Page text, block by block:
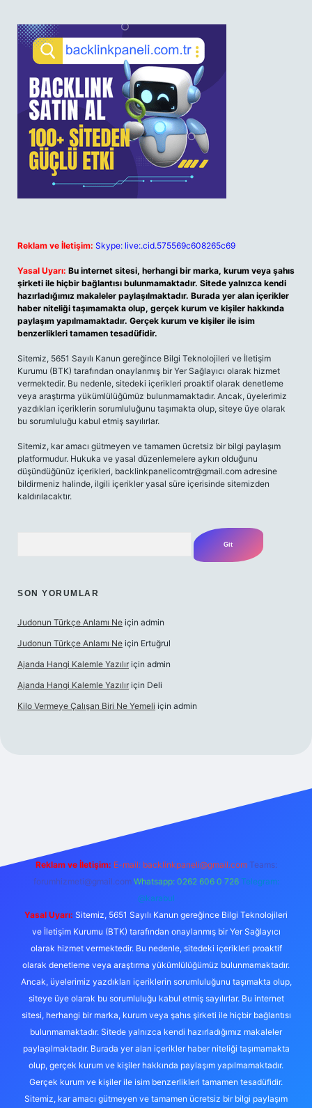
Reklam ve İletişim: Skype: live:.cid.575569c608265c69
Yasal Uyarı: Bu internet sitesi, herhangi bir marka, kurum veya şahıs
şirketi ile hiçbir bağlantısı bulunmamaktadır. Sitede yalnızca kendi
hazırladığımız makaleler paylaşılmaktadır. Burada yer alan içerikler
haber niteliği taşımamakta olup, gerçek kurum ve kişiler hakkında
paylaşım yapılmamaktadır. Gerçek kurum ve kişiler ile isim
benzerlikleri tamamen tesadüfidir.
Sitemiz, 5651 Sayılı Kanun gereğince Bilgi Teknolojileri ve İletişim
Kurumu (BTK) tarafından onaylanmış bir Yer Sağlayıcı olarak hizmet
vermektedir. Bu nedenle, sitedeki içerikleri proaktif olarak denetleme
veya araştırma yükümlülüğümüz bulunmamaktadır. Ancak, üyelerimiz
yazdıkları içeriklerin sorumluluğunu taşımakta olup, siteye üye olarak
bu sorumluluğu kabul etmiş sayılırlar.
Sitemiz, kar amacı gütmeyen ve tamamen ücretsiz bir bilgi paylaşım
platformudur. Hukuka ve yasal düzenlemelere aykırı olduğunu
düşündüğünüz içerikleri, backlinkpanelicomtr@gmail.com adresine
bildirmeniz halinde, ilgili içerikler yasal süre içerisinde sitemizden
kaldırılacaktır.
SON YORUMLAR
Judonun Türkçe Anlamı Ne için admin
Judonun Türkçe Anlamı Ne için Ertuğrul
Ajanda Hangi Kalemle Yazılır için admin
Ajanda Hangi Kalemle Yazılır için Deli
Kilo Vermeye Çalışan Biri Ne Yemeli için admin
Reklam ve İletişim: E-mail: backlinkpaneli@gmail.com Teams:
forumhizmeti@gmail.com Whatsapp: 0262 606 0 726 Telegram:
@karabul
Yasal Uyarı: Sitemiz, 5651 Sayılı Kanun gereğince Bilgi Teknolojileri
ve İletişim Kurumu (BTK) tarafından onaylanmış bir Yer Sağlayıcı
olarak hizmet vermektedir. Bu nedenle, sitedeki içerikleri proaktif
olarak denetleme veya araştırma yükümlülüğümüz bulunmamaktadır.
Ancak, üyelerimiz yazdıkları içeriklerin sorumluluğunu taşımakta olup,
siteye üye olarak bu sorumluluğu kabul etmiş sayılırlar. Bu internet
sitesi, herhangi bir marka, kurum veya şahıs şirketi ile hiçbir bağlantısı
bulunmamaktadır. Sitede yalnızca kendi hazırladığımız makaleler
paylaşılmaktadır. Burada yer alan içerikler haber niteliği taşımamakta
olup, gerçek kurum ve kişiler hakkında paylaşım yapılmamaktadır.
Gerçek kurum ve kişiler ile isim benzerlikleri tamamen tesadüfidir.
Sitemiz, kar amacı gütmeyen ve tamamen ücretsiz bir bilgi paylaşım